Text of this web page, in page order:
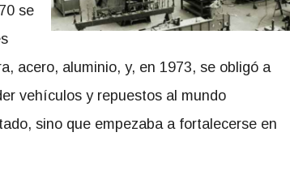
se
acero, aluminio, y, en 1973, se obligó a
vehículos y repuestos al mundo
sino que empezaba a fortalecerse en